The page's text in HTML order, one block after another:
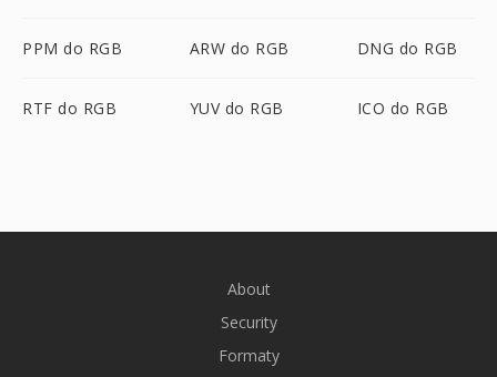
PPM do RGB ARW do RGB DNG do RGB
RTF do RGB YUV do RGB ICO do RGB
About
Security
Formaty